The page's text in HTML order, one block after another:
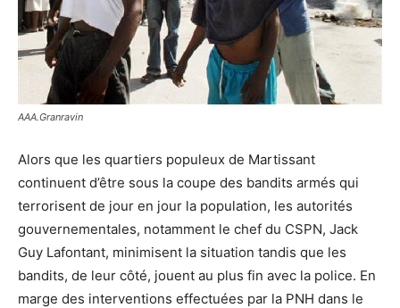
AAA.Granravin
Alors que les quartiers populeux de Martissant
continuent d’être sous la coupe des bandits armés qui
terrorisent de jour en jour la population, les autorités
gouvernementales, notamment le chef du CSPN, Jack
Guy Lafontant, minimisent la situation tandis que les
bandits, de leur côté, jouent au plus fin avec la police. En
marge des interventions effectuées par la PNH dans le